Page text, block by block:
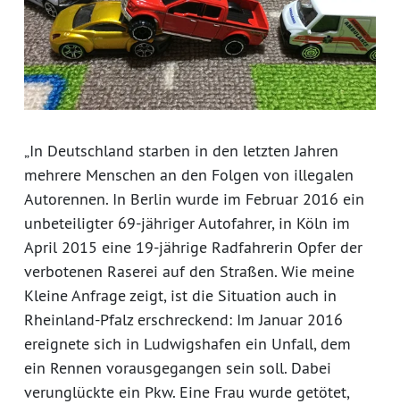
„In Deutschland starben in den letzten Jahren
mehrere Menschen an den Folgen von illegalen
Autorennen. In Berlin wurde im Februar 2016 ein
unbeteiligter 69-jähriger Autofahrer, in Köln im
April 2015 eine 19-jährige Radfahrerin Opfer der
verbotenen Raserei auf den Straßen. Wie meine
Kleine Anfrage zeigt, ist die Situation auch in
Rheinland-Pfalz erschreckend: Im Januar 2016
ereignete sich in Ludwigshafen ein Unfall, dem
ein Rennen vorausgegangen sein soll. Dabei
verunglückte ein Pkw. Eine Frau wurde getötet,